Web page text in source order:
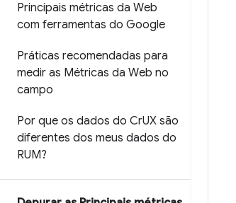
Principais métricas da Web
com ferramentas do Google
Práticas recomendadas para
medir as Métricas da Web no
campo
Por que os dados do CrUX são
diferentes dos meus dados do
RUM?